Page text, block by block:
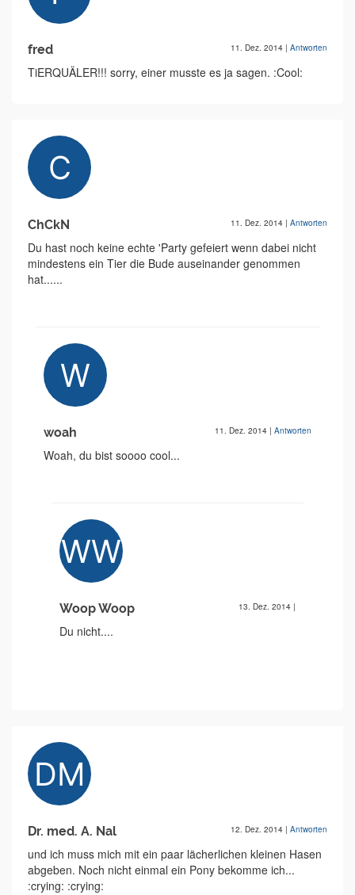
fred 11. Dez. 2014 | Antworten
TiERQUÄLER!!! sorry, einer musste es ja sagen. :Cool:
ChCkN 11. Dez. 2014 | Antworten
Du hast noch keine echte 'Party gefeiert wenn dabei nicht
mindestens ein Tier die Bude auseinander genommen
hat......
woah 11. Dez. 2014 | Antworten
Woah, du bist soooo cool...
Woop Woop 13. Dez. 2014 |
Du nicht....
Dr. med. A. Nal 12. Dez. 2014 | Antworten
und ich muss mich mit ein paar lächerlichen kleinen Hasen
abgeben. Noch nicht einmal ein Pony bekomme ich...
:crying: :crying: